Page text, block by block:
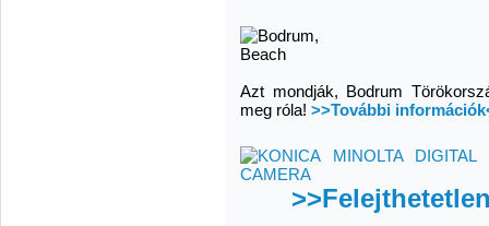
Azt mondják, Bodrum
meg róla! >>További